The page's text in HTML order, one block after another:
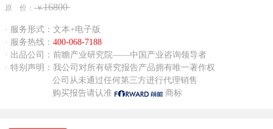
原 价： ￥16800
· 服务形式：文本+电子版
· 服务热线： 400-068-7188
· 出品公司：前瞻产业研究院——中国产业咨询领导者
· 特别声明：我公司对所有研究报告产品拥有唯一著作权
公司从未通过任何第三方进行代理销售
购买报告请认准
商标